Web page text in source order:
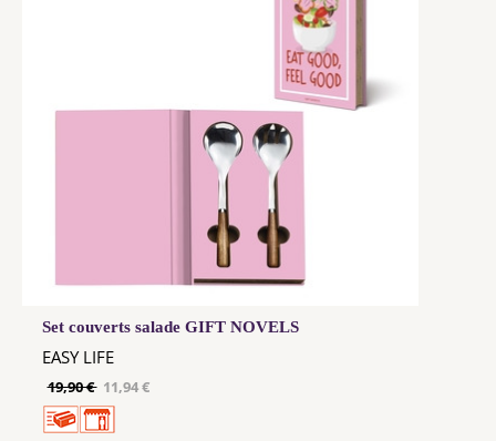
Set couverts salade GIFT NOVELS
EASY LIFE
19,90 € 11,94 €